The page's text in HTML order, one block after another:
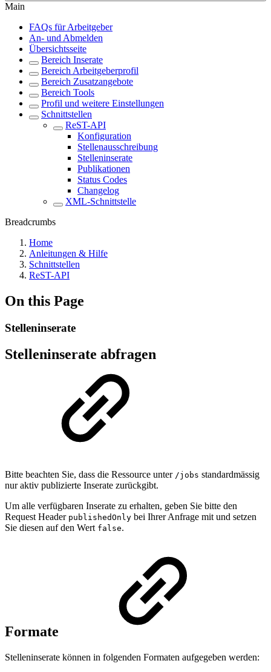
Main
FAQs für Arbeitgeber
An- und Abmelden
Übersichtsseite
Bereich Inserate
Bereich Arbeitgeberprofil
Bereich Zusatzangebote
Bereich Tools
Profil und weitere Einstellungen
Schnittstellen
ReST-API
Konfiguration
Stellenausschreibung
Stelleninserate
Publikationen
Status Codes
Changelog
XML-Schnittstelle
Breadcrumbs
Home
Anleitungen & Hilfe
Schnittstellen
ReST-API
On this Page
Stelleninserate
Stelleninserate abfragen
Bitte beachten Sie, dass die Ressource unter /jobs standardmässig
nur aktiv publizierte Inserate zurückgibt.
Um alle verfügbaren Inserate zu erhalten, geben Sie bitte den
Request Header publishedOnly bei Ihrer Anfrage mit und setzen
Sie diesen auf den Wert false.
Formate
Stelleninserate können in folgenden Formaten aufgegeben werden: